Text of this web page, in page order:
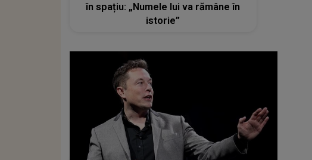
în spațiu: „Numele lui va rămâne în
istorie”